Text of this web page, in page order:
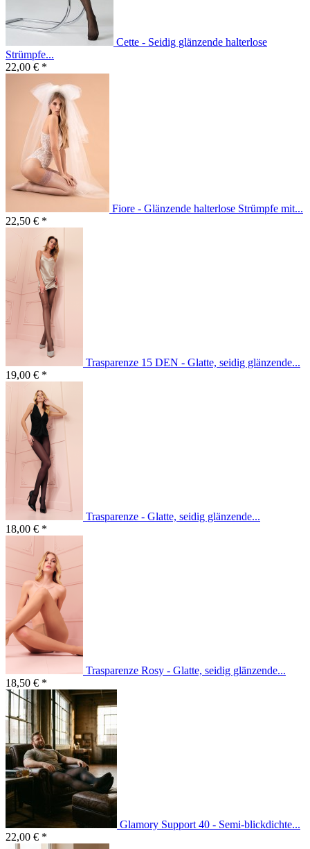
Cette - Seidig glänzende halterlose
Strümpfe...
22,00 € *
Fiore - Glänzende halterlose Strümpfe mit...
22,50 € *
Trasparenze 15 DEN - Glatte, seidig glänzende...
19,00 € *
Trasparenze - Glatte, seidig glänzende...
18,00 € *
Trasparenze Rosy - Glatte, seidig glänzende...
18,50 € *
Glamory Support 40 - Semi-blickdichte...
22,00 € *